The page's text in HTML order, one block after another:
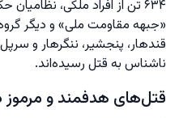
۶۳۴ تن از افراد ملکی،
«جبهه مقاومت ملی» و دیگر
قندهار، پنجشیر، ننگرهار و
ناشناس به قتل رسیده‌اند.
قتل‌های هدفمند و مرموز